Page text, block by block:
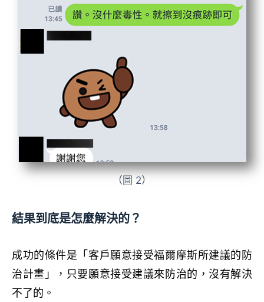
（圖 2）
結果到底是怎麼解決的？
成功的條件是「客戶願意接受福爾摩斯所建議的防
治計畫」，只要願意接受建議來防治的，沒有解決
不了的。